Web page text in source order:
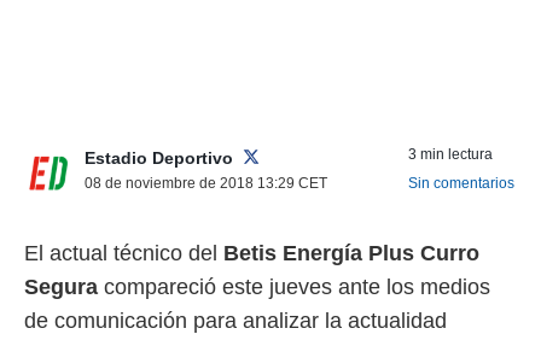
nuestros
en
perfil
Estadio Deportivo
08 de noviembre de 2018 13:29 CET
3 min lectura
Sin comentarios
El actual técnico del Betis Energía Plus Curro
Segura compareció este jueves ante los medios
de comunicación para analizar la actualidad